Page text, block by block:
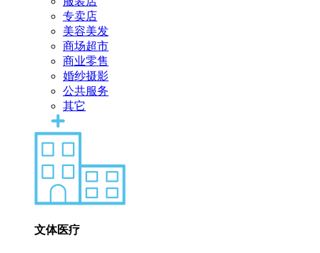
专卖店
美容美发
商场超市
商业零售
婚纱摄影
公共服务
其它
文体医疗